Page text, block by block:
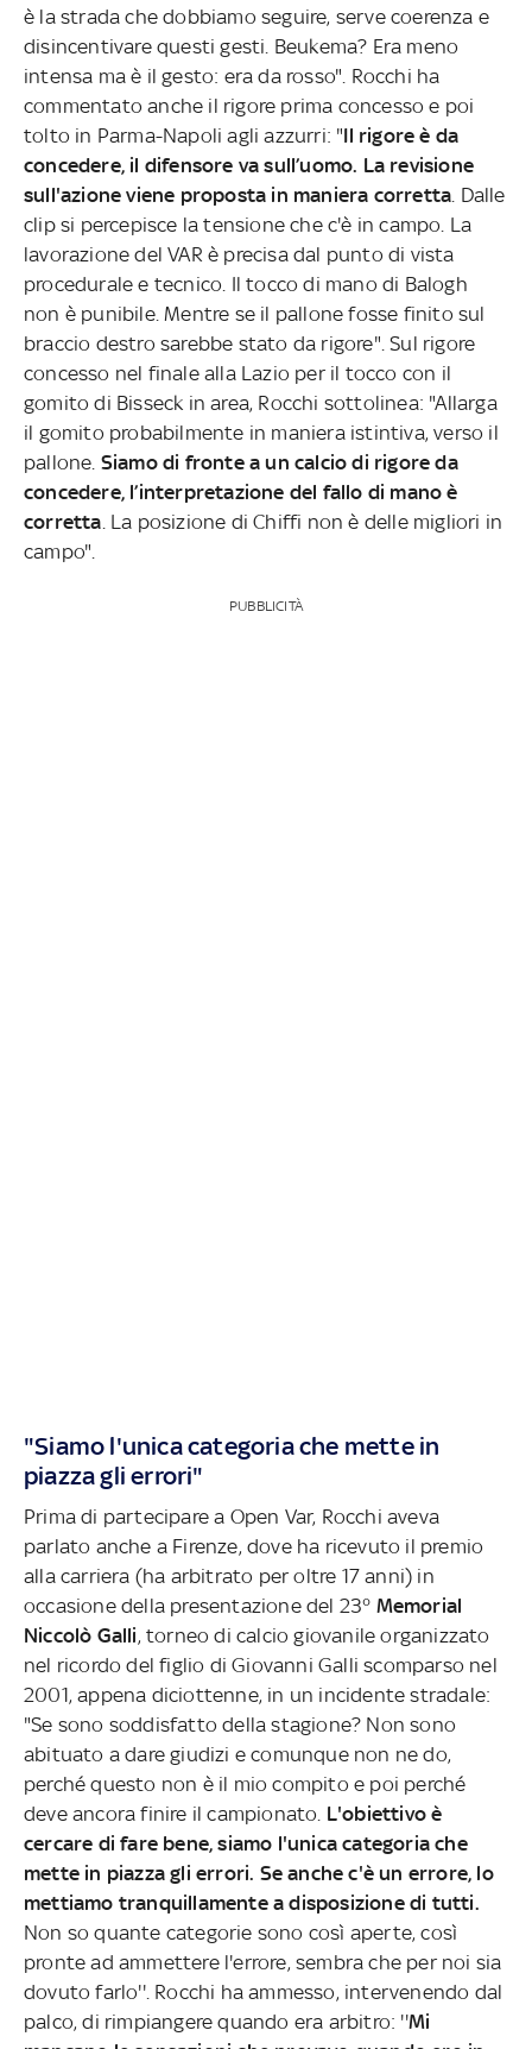
è la strada che dobbiamo seguire, serve coerenza e
disincentivare questi gesti. Beukema? Era meno
intensa ma è il gesto: era da rosso". Rocchi ha
commentato anche il rigore prima concesso e poi
tolto in Parma-Napoli agli azzurri: "Il rigore è da
concedere, il difensore va sull’uomo. La revisione
sull'azione viene proposta in maniera corretta . Dalle
clip si percepisce la tensione che c'è in campo. La
lavorazione del VAR è precisa dal punto di vista
procedurale e tecnico. Il tocco di mano di Balogh
non è punibile. Mentre se il pallone fosse finito sul
braccio destro sarebbe stato da rigore". Sul rigore
concesso nel finale alla Lazio per il tocco con il
gomito di Bisseck in area, Rocchi sottolinea: "Allarga
il gomito probabilmente in maniera istintiva, verso il
pallone. Siamo di fronte a un calcio di rigore da
concedere, l’interpretazione del fallo di mano è
corretta . La posizione di Chiffi non è delle migliori in
campo".
PUBBLICITÀ
"Siamo l'unica categoria che mette in
piazza gli errori"
Prima di partecipare a Open Var, Rocchi aveva
parlato anche a Firenze, dove ha ricevuto il premio
alla carriera (ha arbitrato per oltre 17 anni) in
occasione della presentazione del 23° Memorial
Niccolò Galli, torneo di calcio giovanile organizzato
nel ricordo del figlio di Giovanni Galli scomparso nel
2001, appena diciottenne, in un incidente stradale:
"Se sono soddisfatto della stagione? Non sono
abituato a dare giudizi e comunque non ne do,
perché questo non è il mio compito e poi perché
deve ancora finire il campionato. L'obiettivo è
cercare di fare bene, siamo l'unica categoria che
mette in piazza gli errori. Se anche c'è un errore, lo
mettiamo tranquillamente a disposizione di tutti.
Non so quante categorie sono così aperte, così
pronte ad ammettere l'errore, sembra che per noi sia
dovuto farlo''. Rocchi ha ammesso, intervenendo dal
palco, di rimpiangere quando era arbitro: ''Mi